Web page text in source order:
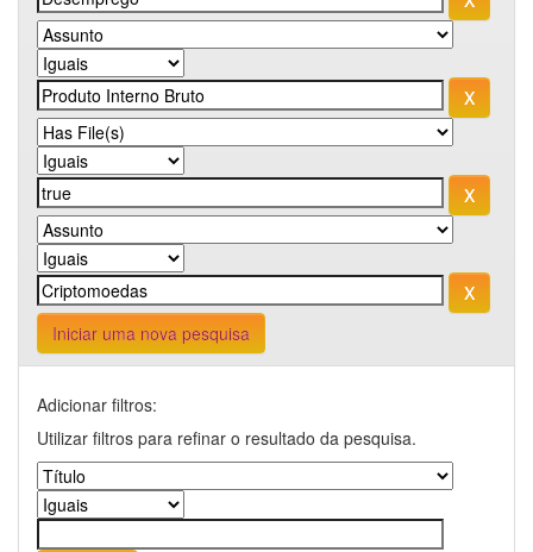
Iniciar uma nova pesquisa
Adicionar filtros:
Utilizar filtros para refinar o resultado da pesquisa.